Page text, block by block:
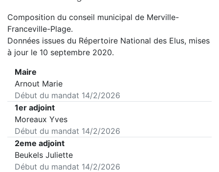
Composition du conseil municipal de Merville-
Franceville-Plage.
Données issues du Répertoire National des Elus, mises
à jour le 10 septembre 2020.
Maire
Arnout Marie
Début du mandat 14/2/2026
1er adjoint
Moreaux Yves
Début du mandat 14/2/2026
2eme adjoint
Beukels Juliette
Début du mandat 14/2/2026